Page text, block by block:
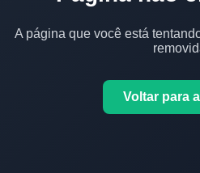
A página que você está
Voltar para